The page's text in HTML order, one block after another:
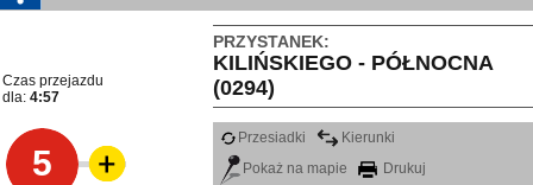
PRZYSTANEK:
KILIŃSKIEGO - PÓŁNOCNA
(0294)
Czas przejazdu
dla: 4:57
5
Przesiadki
Kierunki
Pokaż na mapie
Drukuj